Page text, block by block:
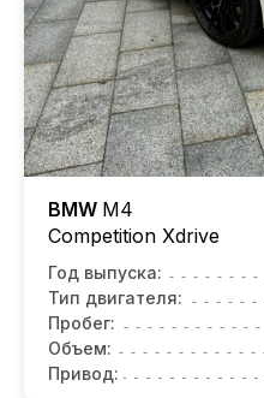
BMW M4
Competition Xdrive
Год выпуска:
Тип двигателя:
Пробег:
Объем:
Привод: